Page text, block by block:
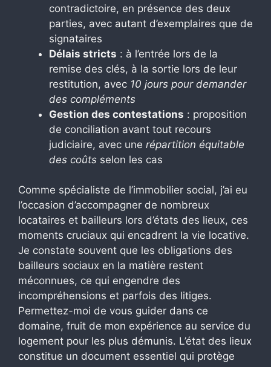
contradictoire, en présence des deux
parties, avec autant d’exemplaires que de
signataires
Délais stricts : à l’entrée lors de la
remise des clés, à la sortie lors de leur
restitution, avec 10 jours pour demander
des compléments
Gestion des contestations : proposition
de conciliation avant tout recours
judiciaire, avec une répartition équitable
des coûts selon les cas
Comme spécialiste de l’immobilier social, j’ai eu
l’occasion d’accompagner de nombreux
locataires et bailleurs lors d’états des lieux, ces
moments cruciaux qui encadrent la vie locative.
Je constate souvent que les obligations des
bailleurs sociaux en la matière restent
méconnues, ce qui engendre des
incompréhensions et parfois des litiges.
Permettez-moi de vous guider dans ce
domaine, fruit de mon expérience au service du
logement pour les plus démunis. L’état des lieux
constitue un document essentiel qui protège